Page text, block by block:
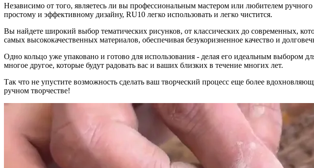
Независимо от того, являетесь ли вы профессиональным мастером или любителем
простому и эффективному дизайну, RU10 легко использовать и легко чистится.
Вы найдете широкий выбор тематических рисунков, от классических до современных,
самых высококачественных материалов, обеспечивая безукоризненное качество и
Одно кольцо уже упаковано и готово для использования - делая его идеальным выбором
многое другое, которые будут радовать вас и ваших близких в течение многих лет.
Так что не упустите возможность сделать ваш творческий процесс еще более
ручном творчестве!